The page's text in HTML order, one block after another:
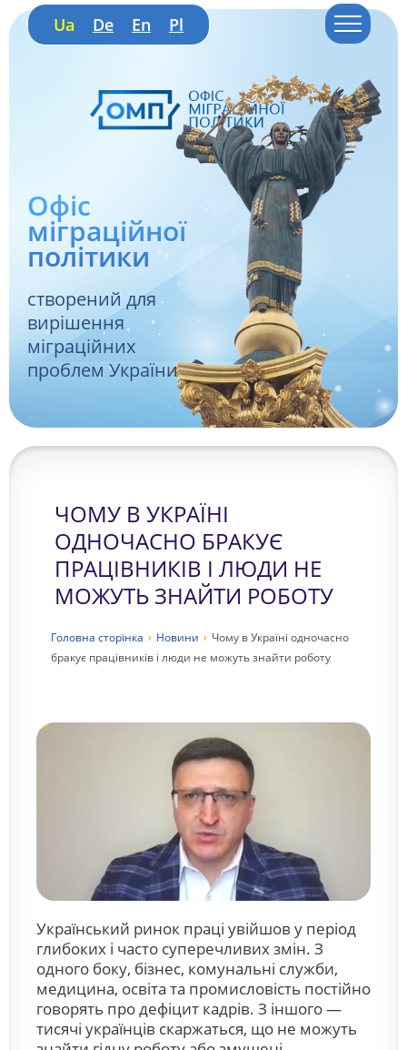
Ua De En Pl
Офіс
міграційної
політики
створений для
вирішення
міграційних
проблем України
ЧОМУ В УКРАЇНІ
ОДНОЧАСНО БРАКУЄ
ПРАЦІВНИКІВ І ЛЮДИ НЕ
МОЖУТЬ ЗНАЙТИ РОБОТУ
Головна сторiнка › Новини › Чому в Україні одночасно
бракує працівників і люди не можуть знайти роботу
Український ринок праці увійшов у період
глибоких і часто суперечливих змін. З
одного боку, бізнес, комунальні служби,
медицина, освіта та промисловість постійно
говорять про дефіцит кадрів. З іншого —
тисячі українців скаржаться, що не можуть